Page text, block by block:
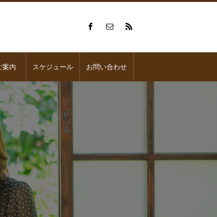
案内 スケジュール お問い合わせ